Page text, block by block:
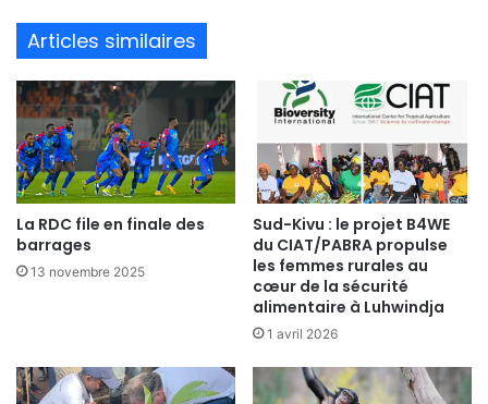
Articles similaires
La RDC file en finale des
barrages
13 novembre 2025
Sud-Kivu : le projet B4WE
du CIAT/PABRA propulse
les femmes rurales au
cœur de la sécurité
alimentaire à Luhwindja
1 avril 2026